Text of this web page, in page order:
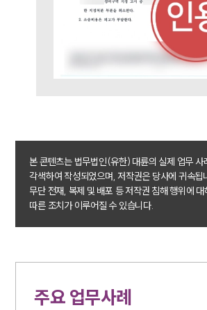
언론보도
공지사항
법률 블로그
법률서식
뉴스레터/브로슈어
대륜법률상담예약
본 콘텐츠는 법무법인(유한) 대륜의 실제 업무 사
각색하여 작성되었으며, 저작권은 당사에 귀속됩
무단 전재, 복제 및 배포 등 저작권 침해 행위에
따른 조치가 이루어질 수 있습니다.
주요 업무사례